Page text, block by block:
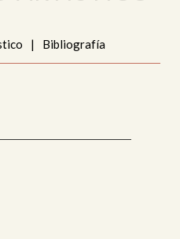
| Bibliografía